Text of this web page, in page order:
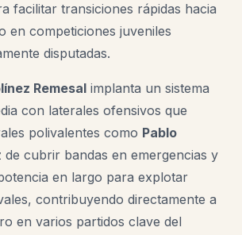
facilitar transiciones rápidas hacia
en competiciones juveniles
disputadas.
Remesal implanta un sistema
con laterales ofensivos que
polivalentes como Pablo
de cubrir bandas en emergencias y
en largo para explotar
contribuyendo directamente a
en varios partidos clave del